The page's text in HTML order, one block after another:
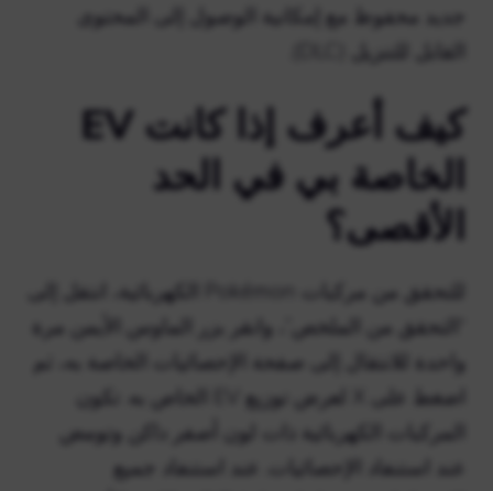
جديد محفوظ مع إمكانية الوصول إلى المحتوى
القابل للتنزيل (DLC).
كيف أعرف إذا كانت EV
الخاصة بي في الحد
الأقصى؟
للتحقق من مركبات Pokémon الكهربائية، انتقل إلى
“التحقق من الملخص”، وانقر بزر الماوس الأيمن مرة
واحدة للانتقال إلى صفحة الإحصائيات الخاصة به، ثم
اضغط على X لعرض توزيع EV الخاص به. تكون
المركبات الكهربائية ذات لون أصفر داكن وتومض
عند استنفاد الإحصائيات. عند استنفاد جميع